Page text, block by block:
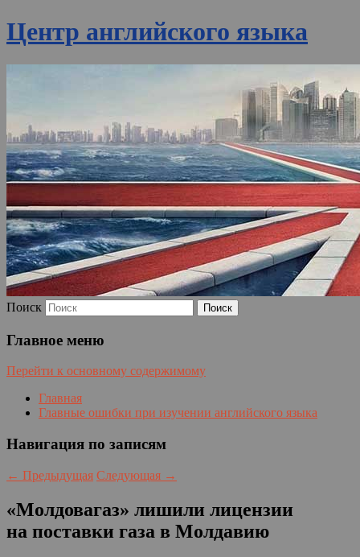
Центр английского языка
Поиск
Главное меню
Перейти к основному содержимому
Главная
Главные ошибки при изучении английского языка
Навигация по записям
← Предыдущая Следующая →
«Молдовагаз» лишили лицензии
на поставки газа в Молдавию